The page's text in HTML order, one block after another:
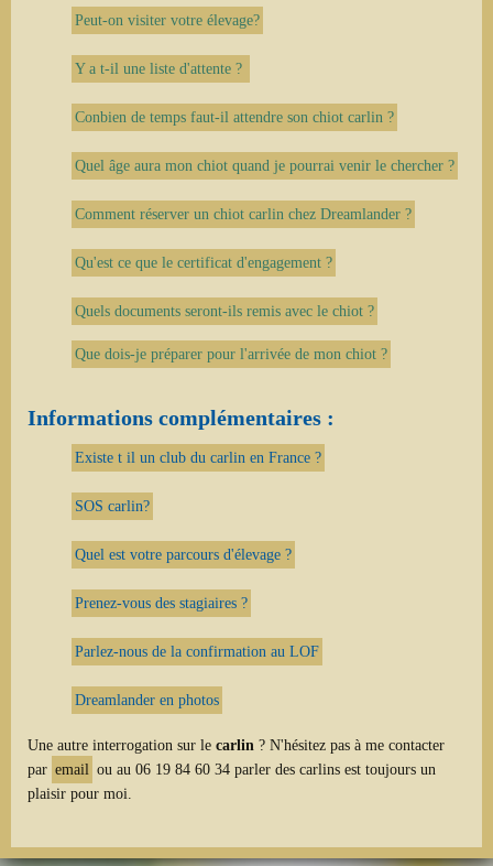
Peut-on visiter votre élevage?​
Y a t-il une liste d'attente ?
Conbien de temps faut-il attendre son chiot carlin ?
Quel âge aura mon chiot quand je pourrai venir le chercher ?
Comment réserver un chiot carlin chez Dreamlander ?
Qu'est ce que le certificat d'engagement ?
Quels documents seront-ils remis avec le chiot ?
Que dois-je préparer pour l'arrivée de mon chiot ?
Informations complémentaires :
Existe t il un club du carlin en France ?
SOS carlin?
Quel est votre parcours d'élevage ?
Prenez-vous des stagiaires ?
Parlez-nous de la confirmation au LOF
Dreamlander en photos
Une autre interrogation sur le carlin ? N'hésitez pas à me contacter
par email ou au 06 19 84 60 34 parler des carlins est toujours un
plaisir pour moi.